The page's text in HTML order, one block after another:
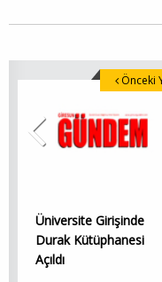
Üniversite Girişinde
Durak Kütüphanesi
Açıldı
Önceki